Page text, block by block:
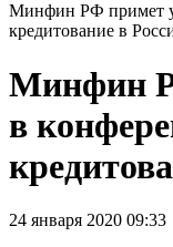
Минфин РФ примет
кредитование в
Минфин
в
24 января 2020 09:33